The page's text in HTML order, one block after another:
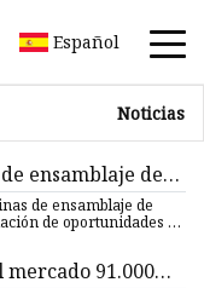
Español
Noticias
ensamblaje de
un crecimiento y
2029
de ensamblaje de
de oportunidades y
91.000